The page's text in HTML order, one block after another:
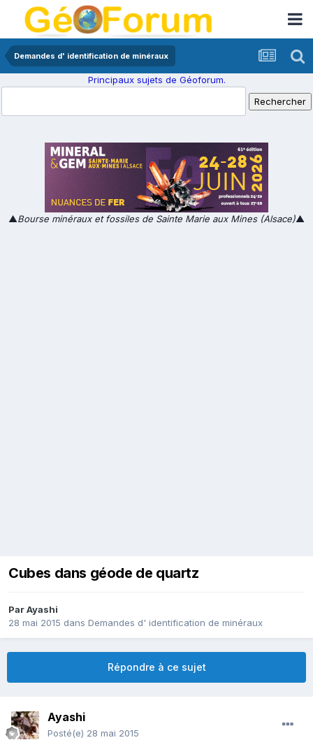
Demandes d' identification de minéraux
Principaux sujets de Géoforum.
▲Bourse minéraux et fossiles de Sainte Marie aux Mines (Alsace)▲
Cubes dans géode de quartz
ParAyashi
28 mai 2015 dans Demandes d' identification de minéraux
Répondre à ce sujet
Ayashi
Posté(e) 28 mai 2015